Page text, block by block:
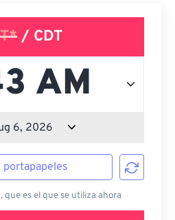
/ CDT
portapapeles
que es el que se utiliza ahora